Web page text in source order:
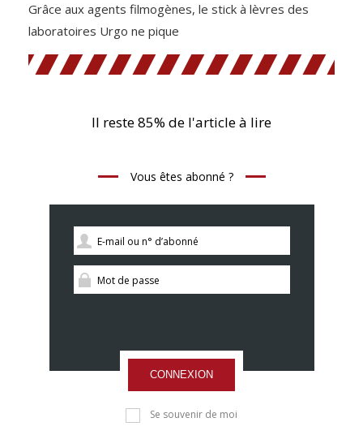
Grâce aux agents filmogènes, le stick à lèvres des
laboratoires Urgo ne pique
Il reste 85% de l'article à lire
Vous êtes abonné ?
CONNEXION
Se souvenir de moi